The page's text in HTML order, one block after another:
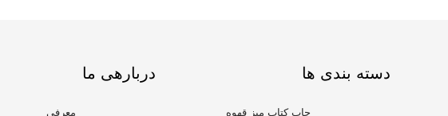
دسته بندی ها
چاپ کتاب میز قهوه
دربارهی ما
معرفی